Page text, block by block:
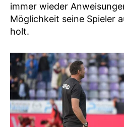
immer wieder
Möglichkeit seine Spieler
holt.